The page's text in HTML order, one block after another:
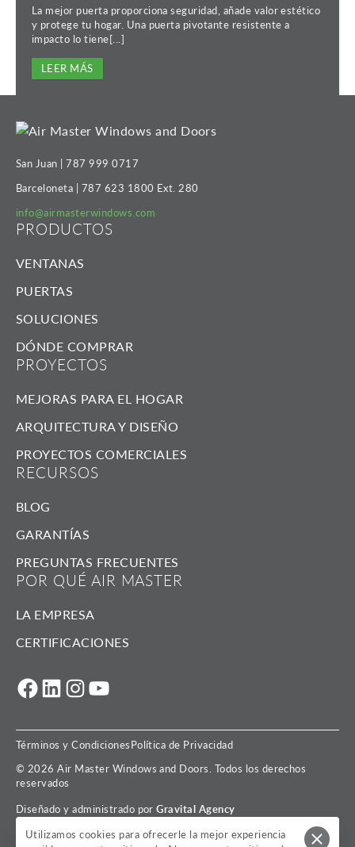
La mejor puerta proporciona seguridad, añade valor estético
y protege tu hogar. Una puerta pivotante resistente a
impacto lo tiene[...]
LEER MÁS
San Juan |787 999 0717
Barceloneta | 787 623 1800 Ext. 280
info@airmasterwindows.com
PRODUCTOS
VENTANAS
PUERTAS
SOLUCIONES
DÓNDE COMPRAR
PROYECTOS
MEJORAS PARA EL HOGAR
ARQUITECTURA Y DISEÑO
PROYECTOS COMERCIALES
RECURSOS
BLOG
GARANTÍAS
PREGUNTAS FRECUENTES
POR QUÉ AIR MASTER
LA EMPRESA
CERTIFICACIONES
Facebook
LinkedInInstagram
Términos y CondicionesPolítica de Privacidad
© 2026 Air Master Windows and Doors. Todos los derechos
reservados
Diseñado y administrado porGravital Agency
Utilizamos cookies para ofrecerle la mejor experiencia